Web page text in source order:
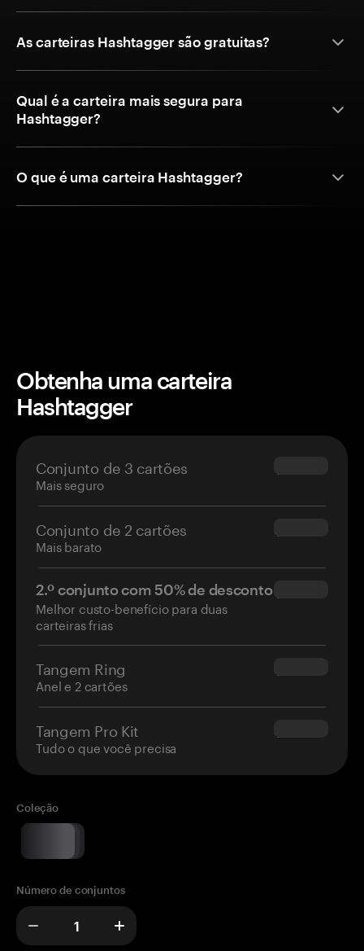
As carteiras Hashtagger são gratuitas?
Qual é a carteira mais segura para
Hashtagger?
O que é uma carteira Hashtagger?
Obtenha uma carteira
Hashtagger
Conjunto de 3 cartões
Mais seguro
$69.90
Conjunto de 2 cartões
Mais barato
$54.90
2.º conjunto com 50% de desconto
Melhor custo-benefício para duas
carteiras frias
$34.95
Tangem Ring
Anel e 2 cartões
$160.00
Tangem Pro Kit
Tudo o que você precisa
$180.00
Coleção
Número de conjuntos